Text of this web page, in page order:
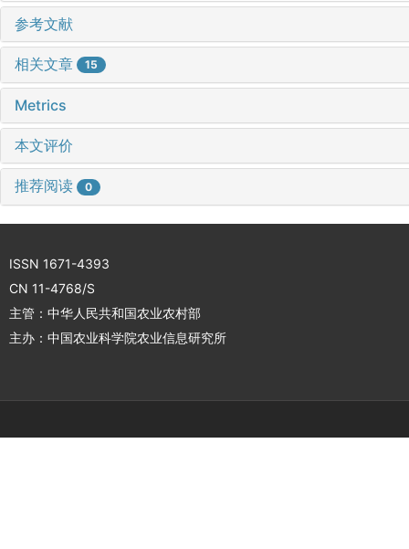
参考文献
相关文章 15
Metrics
本文评价
推荐阅读 0
ISSN 1671-4393
CN 11-4768/S
主管：中华人民共和国农业农村部
主办：中国农业科学院农业信息研究所